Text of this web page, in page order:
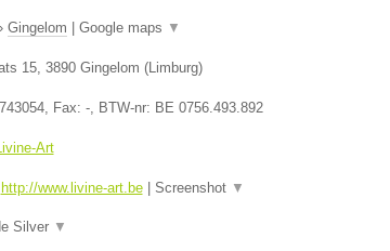
Gingelom Google maps ▼
15, 3890 Gingelom (Limburg)
, Fax: -, BTW-nr: BE 0756.493.892
Art
http://www.livine-art.be| Screenshot ▼
Silver ▼